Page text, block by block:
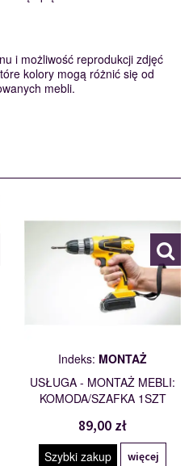
i możliwość reprodukcji zdjęć
kolory mogą różnić się od
mebli.
Indeks: MONTAŻ
USŁUGA - MONTAŻ MEBLI:
KOMODA/SZAFKA 1SZT
89,00 zł
Szybki zakup więcej